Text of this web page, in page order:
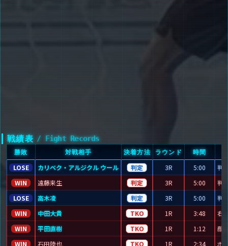
戦績表 / Fight Records
勝敗 対戦相手 決着方法 ラウンド 時間
LOSE カリベク・アルジクル ウール 判定 3R 5:00
判
WIN
遠藤来生 判定 3R 5:00
判
LOSE
高木凌 判定 3R 5:00
判
WIN
中田大貴 TKO 1R 3:48
右
WIN
平田直樹 TKO 1R 1:12
顔
WIN
石田陸也 TKO 1R 2:34
ボ